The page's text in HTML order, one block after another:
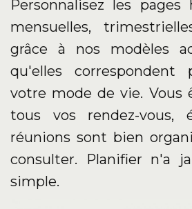
Personnalisez les pages
mensuelles,
grâce à nos modèles
qu'elles correspondent
votre mode de vie. Vous
tous vos rendez-vous,
réunions sont bien
consulter. Planifier n'a
simple.